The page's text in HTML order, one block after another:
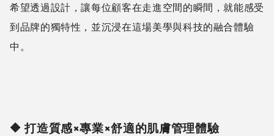
希望透過設計，讓每位顧客在走進空間的瞬間，就能感受
到品牌的獨特性，並沉浸在這場美學與科技的融合體驗
中。
🔶 打造質感×專業×舒適的肌膚管理體驗